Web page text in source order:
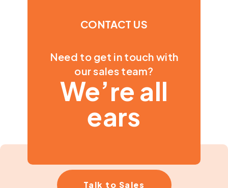
CONTACT US
Need to get in touch with
our sales team?
We’re all
ears
Talk to Sales